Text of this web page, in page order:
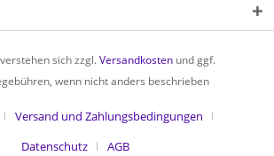
sich zzgl.Versandkostenund ggf.
wenn nicht anders beschrieben
Versand und Zahlungsbedingungen
Datenschutz
AGB